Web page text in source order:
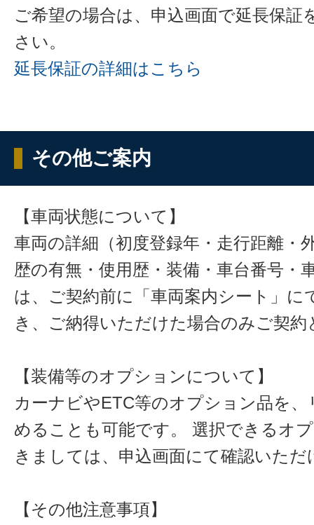
ご希望の場合は、申込画面で延長保証
さい。
延長保証の詳細はこちら
その他ご案内
【車両状態について】
車両の詳細（初度登録年・走行距離・
歴の有無・使用歴・装備・車台番号・
は、ご契約前に「車両案内シート」に
き、ご納得いただけた場合のみご契約
【装備等のオプションについて】
カーナビやETC等のオプション品を、
めることも可能です。 選択できるオ
きましては、申込画面にて確認いただ
【その他注意事項】